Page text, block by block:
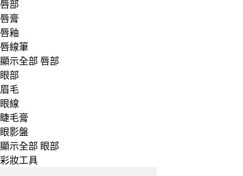
唇部
唇膏
唇釉
唇線筆
顯示全部 唇部
眼部
眉毛
眼線
睫毛膏
眼影盤
顯示全部 眼部
彩妝工具